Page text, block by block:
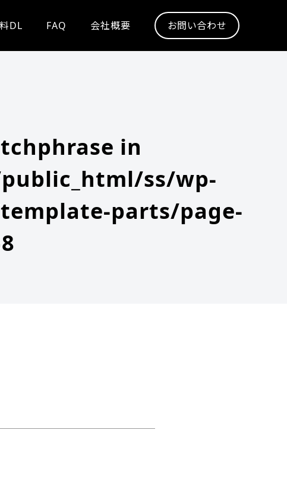
DL FAQ 会社概要 お問い合わせ
in
ss/wp-
parts/page-